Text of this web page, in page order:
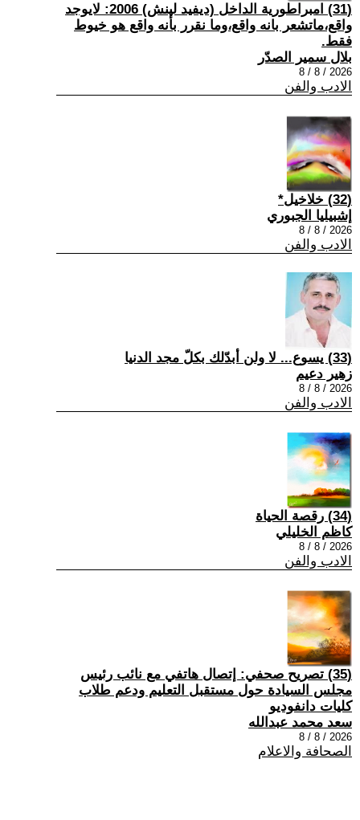
(31) امبراطورية الداخل (ديفيد لينش) 2006: لايوجد
واقع،ماتشعر بانه واقع،وما نقرر بأنه واقع هو خيوط
فقط.
بلال سمير الصدّر
2026 / 8 / 8
الادب والفن
(32) خلاخيل*
إشبيليا الجبوري
2026 / 8 / 8
الادب والفن
(33) يسوع... لا ولن أبدّلك بكلّ مجد الدنيا
زهير دعيم
2026 / 8 / 8
الادب والفن
(34) رقصة الحياة
كاظم الخليلي
2026 / 8 / 8
الادب والفن
(35) تصريح صحفي: إتصال هاتفي مع نائب رئيس
مجلس السيادة حول مستقبل التعليم ودعم طلاب
كليات دانفوديو
سعد محمد عبدالله
2026 / 8 / 8
الصحافة والاعلام